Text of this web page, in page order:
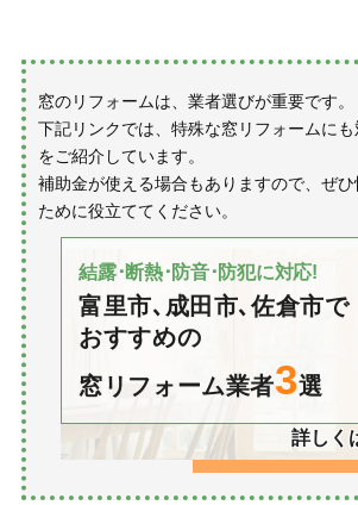
窓のリフォームは、業者選びが重要です。
下記リンクでは、特殊な窓リフォームに
をご紹介しています。
補助金が使える場合もありますので、ぜひ
ために役立ててください。
結露･断熱･防音･防犯に対応!
富里市､成田市､佐倉市で
おすすめの
窓リフォーム業者3選
詳しく